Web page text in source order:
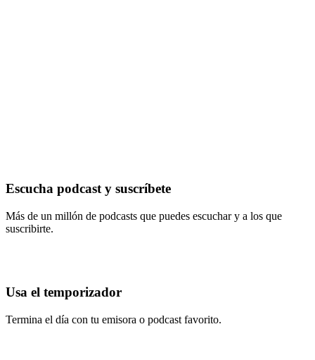
Escucha podcast y suscríbete
Más de un millón de podcasts que puedes escuchar y a los que
suscribirte.
Usa el temporizador
Termina el día con tu emisora o podcast favorito.